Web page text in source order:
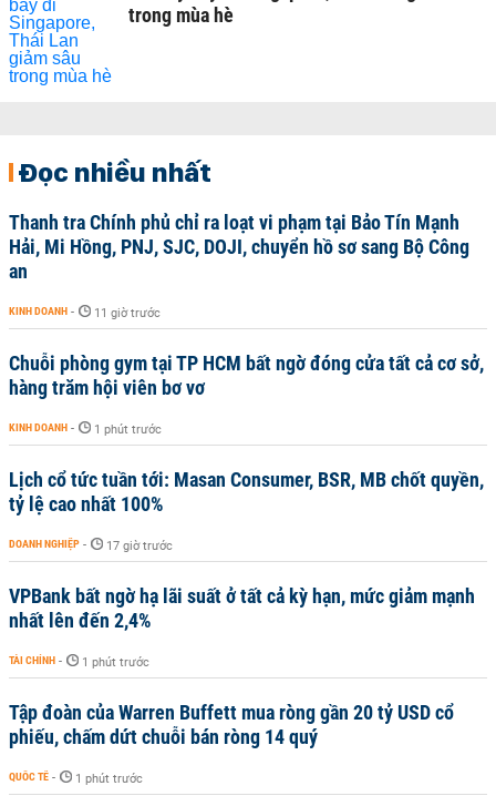
trong mùa hè
Đọc nhiều nhất
Thanh tra Chính phủ chỉ ra loạt vi phạm tại Bảo Tín Mạnh
Hải, Mi Hồng, PNJ, SJC, DOJI, chuyển hồ sơ sang Bộ Công
an
KINH DOANH - 11 giờ trước
Chuỗi phòng gym tại TP HCM bất ngờ đóng cửa tất cả cơ sở,
hàng trăm hội viên bơ vơ
KINH DOANH - 1 phút trước
Lịch cổ tức tuần tới: Masan Consumer, BSR, MB chốt quyền,
tỷ lệ cao nhất 100%
DOANH NGHIỆP - 17 giờ trước
VPBank bất ngờ hạ lãi suất ở tất cả kỳ hạn, mức giảm mạnh
nhất lên đến 2,4%
TÀI CHÍNH - 1 phút trước
Tập đoàn của Warren Buffett mua ròng gần 20 tỷ USD cổ
phiếu, chấm dứt chuỗi bán ròng 14 quý
QUỐC TẾ - 1 phút trước